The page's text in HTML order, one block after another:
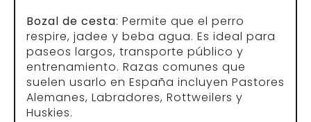
Bozal de cesta: Permite que el perro
respire, jadee y beba agua. Es ideal para
paseos largos, transporte público y
entrenamiento. Razas comunes que
suelen usarlo en España incluyen Pastores
Alemanes, Labradores, Rottweilers y
Huskies.